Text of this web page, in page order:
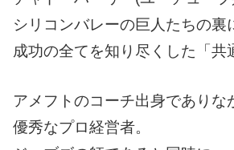
シリコンバレーの巨人たちの裏
成功の全てを知り尽くした「共
アメフトのコーチ出身でありな
優秀なプロ経営者。